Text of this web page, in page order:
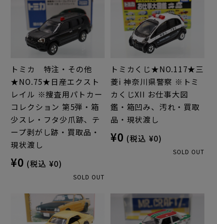
トミカ 特注・その他
★NO.75★日産エクスト
レイル ※捜査用パトカー
コレクション 第5弾・箱
少スレ・フタ少爪跡、テ
ープ剥がし跡・買取品・
現状渡し
¥0 (税込 ¥0)
SOLD OUT
トミカくじ★NO.117★三
菱i 神奈川県警察 ※トミ
カくじXII お仕事大図
鑑・箱凹み、汚れ・買取
品・現状渡し
¥0 (税込 ¥0)
SOLD OUT